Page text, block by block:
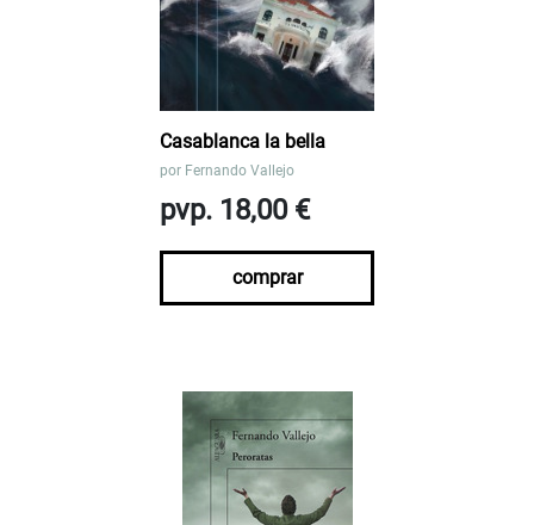
Casablanca la bella
por Fernando Vallejo
pvp. 18,00 €
comprar